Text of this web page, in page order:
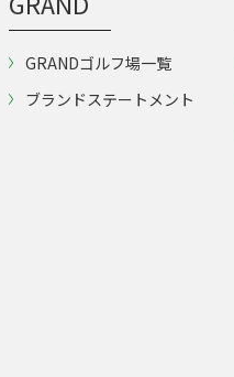
GRANDゴルフ場一覧
ブランドステートメント